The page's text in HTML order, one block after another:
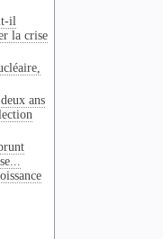
il
la crise
ans